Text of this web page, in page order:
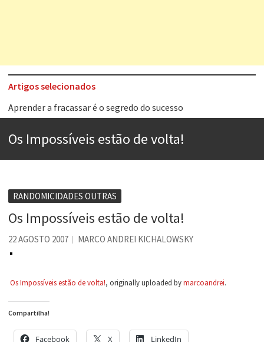
Artigos selecionados
Aprender a fracassar é o segredo do sucesso
Esse tal de Rock Gaúcho
Voto obrigatório é correto?
Se queres salvar o mundo, o veganismo não é a resposta
Tem que filmar isso daí
A construção da urbanidade
Os Impossíveis estão de volta!
RANDOMICIDADES OUTRAS
Os Impossíveis estão de volta!
22 AGOSTO 2007 MARCO ANDREI KICHALOWSKY
Os Impossíveis estão de volta!, originally uploaded bymarcoandrei.
Compartilha!
Facebook X LinkedIn